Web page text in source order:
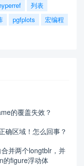
列表
pgfplots
宏编程
的覆盖失效？
确区域！怎么回事？
并两个longtblr，并
的figure浮动体